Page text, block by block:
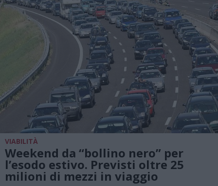
VIABILITÀ
Weekend da “bollino nero” per
l’esodo estivo. Previsti oltre 25
milioni di mezzi in viaggio